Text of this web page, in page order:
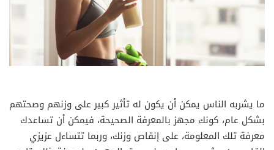
ما يشربه الناس يمكن أن يكون له تأثير كبير على وزنهم وصحتهم
بشكل عام، كونك مجهز بالمعرفة الصحيحة، فيمكن أن تساعدك
معرفة تلك المعلومة، على إنقاص وزنك، وربما تتساءل عزيزي